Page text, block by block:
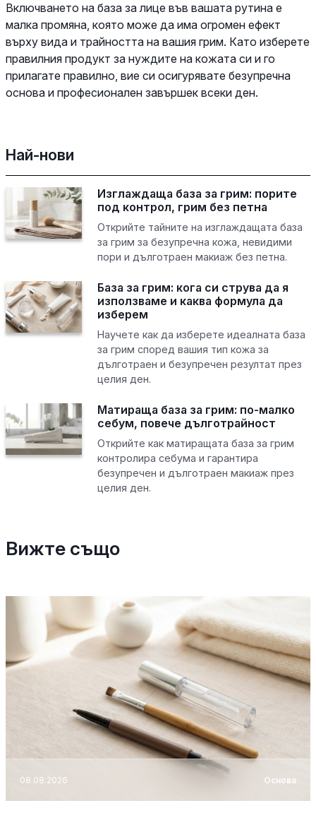
Включването на база за лице във вашата рутина е
малка промяна, която може да има огромен ефект
върху вида и трайността на вашия грим. Като изберете
правилния продукт за нуждите на кожата си и го
прилагате правилно, вие си осигурявате безупречна
основа и професионален завършек всеки ден.
Най-нови
Изглаждаща база за грим: порите
под контрол, грим без петна
Открийте тайните на изглаждащата база
за грим за безупречна кожа, невидими
пори и дълготраен макиаж без петна.
База за грим: кога си струва да я
използваме и каква формула да
изберем
Научете как да изберете идеалната база
за грим според вашия тип кожа за
дълготраен и безупречен резултат през
целия ден.
Матираща база за грим: по-малко
себум, повече дълготрайност
Открийте как матиращата база за грим
контролира себума и гарантира
безупречен и дълготраен макиаж през
целия ден.
Вижте също
08.08.2026 Основа